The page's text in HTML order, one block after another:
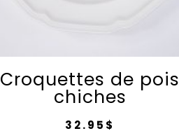
Croquettes de pois
chiches
32.95 $